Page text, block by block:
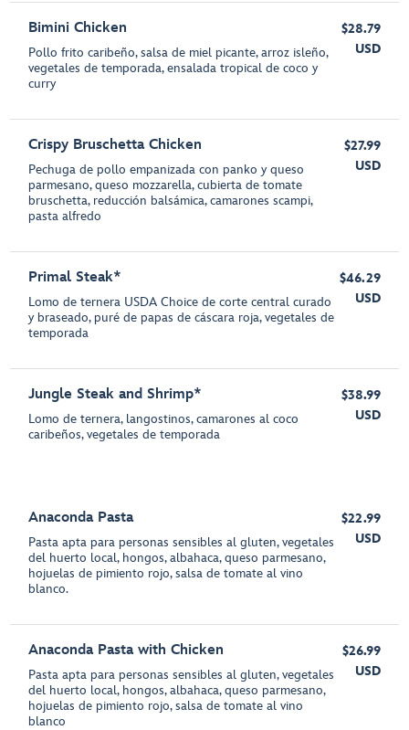
Bimini Chicken
Pollo frito caribeño, salsa de miel picante, arroz isleño,
vegetales de temporada, ensalada tropical de coco y
curry
$28.79
USD
Crispy Bruschetta Chicken
Pechuga de pollo empanizada con panko y queso
parmesano, queso mozzarella, cubierta de tomate
bruschetta, reducción balsámica, camarones scampi,
pasta alfredo
$27.99
USD
Primal Steak*
Lomo de ternera USDA Choice de corte central curado
y braseado, puré de papas de cáscara roja, vegetales de
temporada
$46.29
USD
Jungle Steak and Shrimp*
Lomo de ternera, langostinos, camarones al coco
caribeños, vegetales de temporada
$38.99
USD
Anaconda Pasta
Pasta apta para personas sensibles al gluten, vegetales
del huerto local, hongos, albahaca, queso parmesano,
hojuelas de pimiento rojo, salsa de tomate al vino
blanco.
$22.99
USD
Anaconda Pasta with Chicken
Pasta apta para personas sensibles al gluten, vegetales
del huerto local, hongos, albahaca, queso parmesano,
hojuelas de pimiento rojo, salsa de tomate al vino
blanco
$26.99
USD